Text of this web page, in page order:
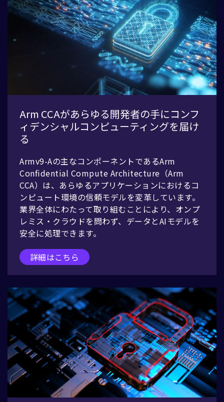
Arm CCAがあらゆる開発者の手にコンフ
ィデンシャルコンピューティングを届け
る
Armv9-Aの主なコンポーネントであるArm
Confidential Compute Architecture（Arm
CCA）は、あらゆるアプリケーションにおけるコ
ンピュート環境の信頼モデルを変革しています。
業界全体にわたって取り組むことにより、オンプ
レミス・クラウドを問わず、データとAIモデルを
安全に処理できます。
詳細はこちら